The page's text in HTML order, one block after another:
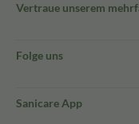
Vertraue unserem
Folge uns
Sanicare App